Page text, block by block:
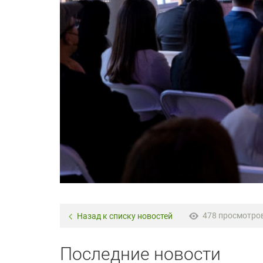
Назад к списку новостей 478
Последние новости